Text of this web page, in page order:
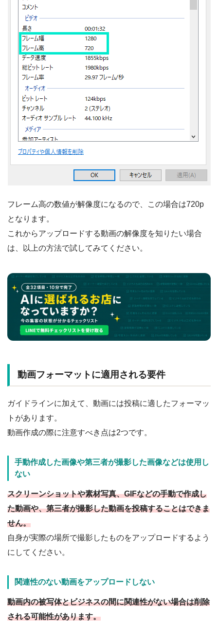
フレーム高の数値が解像度になるので、この場合は720p
となります。
これからアップロードする動画の解像度を知りたい場合
は、以上の方法で試してみてください。
動画フォーマットに適用される要件
ガイドラインに加えて、動画には投稿に適したフォーマッ
トがあります。
動画作成の際に注意すべき点は2つです。
手動作成した画像や第三者が撮影した画像などは使用し
ない
スクリーンショットや素材写真、GIFなどの手動で作成し
た動画や、第三者が撮影した動画を投稿することはできま
せん。
自身が実際の場所で撮影したものをアップロードするよう
にしてください。
関連性のない動画をアップロードしない
動画内の被写体とビジネスの間に関連性がない場合は削除
される可能性があります。